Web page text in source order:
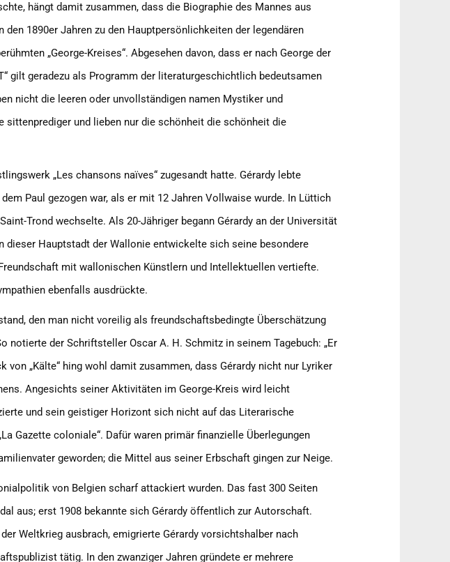
hängt damit zusammen, dass die Biographie des Mannes aus
1890er Jahren zu den Hauptpersönlichkeiten der legendären
„George-Kreises“. Abgesehen davon, dass er nach George der
gilt geradezu als Programm der literaturgeschichtlich bedeutsamen
nicht die leeren oder unvollständigen namen Mystiker und
sittenprediger und lieben nur die schönheit die schönheit die
„Les chansons naïves“ zugesandt hatte. Gérardy lebte
Paul gezogen war, als er mit 12 Jahren Vollwaise wurde. In Lüttich
Trond wechselte. Als 20-Jähriger begann Gérardy an der Universität
Hauptstadt der Wallonie entwickelte sich seine besondere
mit wallonischen Künstlern und Intellektuellen vertiefte.
ebenfalls ausdrückte.
den man nicht voreilig als freundschaftsbedingte Überschätzung
der Schriftsteller Oscar A. H. Schmitz in seinem Tagebuch: „Er
„Kälte“ hing wohl damit zusammen, dass Gérardy nicht nur Lyriker
Angesichts seiner Aktivitäten im George-Kreis wird leicht
und sein geistiger Horizont sich nicht auf das Literarische
Gazette coloniale“. Dafür waren primär finanzielle Überlegungen
geworden; die Mittel aus seiner Erbschaft gingen zur Neige.
von Belgien scharf attackiert wurden. Das fast 300 Seiten
aus; erst 1908 bekannte sich Gérardy öffentlich zur Autorschaft.
Weltkrieg ausbrach, emigrierte Gérardy vorsichtshalber nach
tätig. In den zwanziger Jahren gründete er mehrere